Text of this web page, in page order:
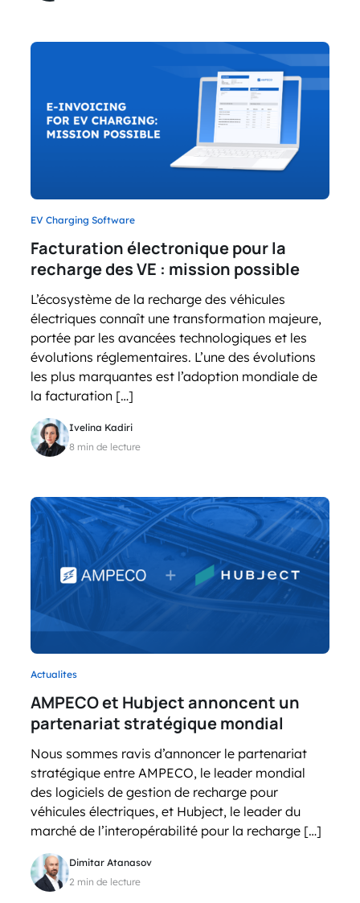
EV Charging Software
Facturation électronique pour la
recharge des VE : mission possible
L’écosystème de la recharge des véhicules
électriques connaît une transformation majeure,
portée par les avancées technologiques et les
évolutions réglementaires. L’une des évolutions
les plus marquantes est l’adoption mondiale de
la facturation […]
Ivelina Kadiri
8 min de lecture
Actualites
AMPECO et Hubject annoncent un
partenariat stratégique mondial
Nous sommes ravis d’annoncer le partenariat
stratégique entre AMPECO, le leader mondial
des logiciels de gestion de recharge pour
véhicules électriques, et Hubject, le leader du
marché de l’interopérabilité pour la recharge […]
Dimitar Atanasov
2 min de lecture